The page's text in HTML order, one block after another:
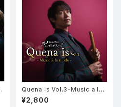
Quena is Vol.3-Music a la
mode-
¥2,800